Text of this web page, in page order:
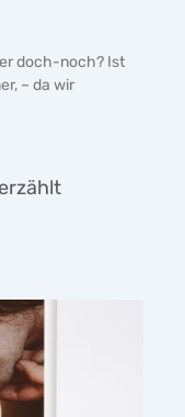
doch-noch? Ist
– da wir